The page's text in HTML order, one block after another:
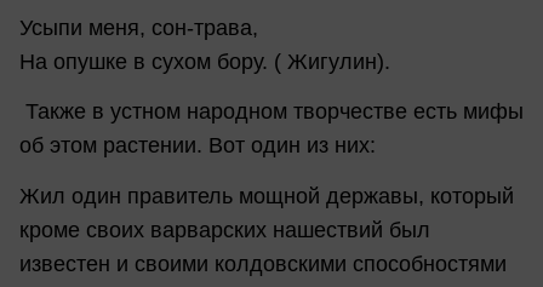
Усыпи меня, сон-трава,
На опушке в сухом бору. ( Жигулин).
Также в устном народном творчестве есть мифы
об этом растении. Вот один из них:
Жил один правитель мощной державы, который
кроме своих варварских нашествий был
известен и своими колдовскими способностями